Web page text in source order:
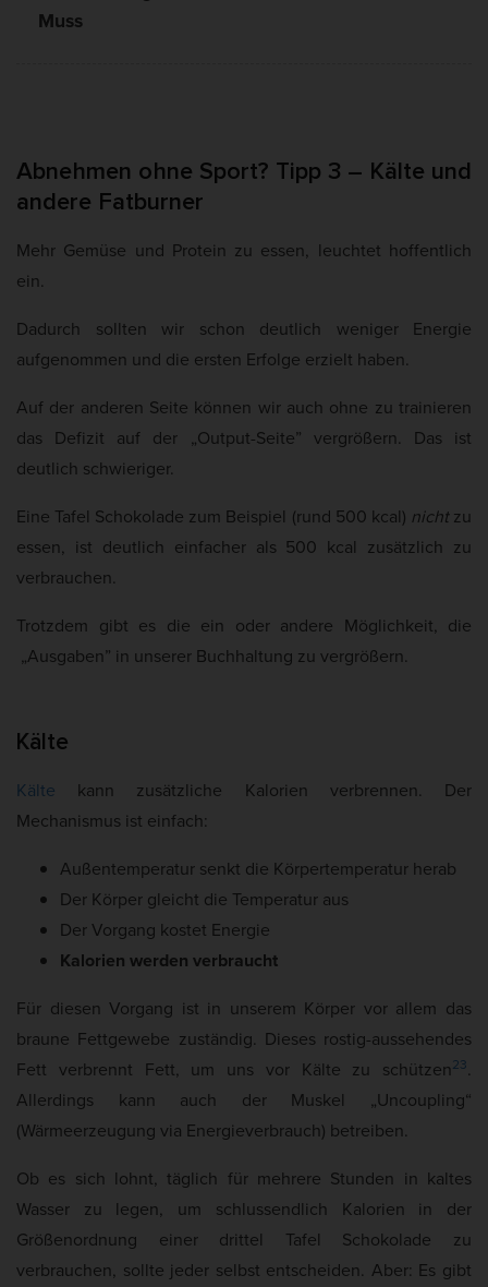
Muss
Abnehmen ohne Sport? Tipp 3 – Kälte und
andere Fatburner
Mehr Gemüse und Protein zu essen, leuchtet hoffentlich
ein.
Dadurch sollten wir schon deutlich weniger Energie
aufgenommen und die ersten Erfolge erzielt haben.
Auf der anderen Seite können wir auch ohne zu trainieren
das Defizit auf der „Output-Seite” vergrößern. Das ist
deutlich schwieriger.
Eine Tafel Schokolade zum Beispiel (rund 500 kcal) nichtzu
essen, ist deutlich einfacher als 500 kcal zusätzlich zu
verbrauchen.
Trotzdem gibt es die ein oder andere Möglichkeit, die
„Ausgaben” in unserer Buchhaltung zu vergrößern.
Kälte
Kälte kann zusätzliche Kalorien verbrennen. Der
Mechanismus ist einfach:
Außentemperatur senkt die Körpertemperatur herab
Der Körper gleicht die Temperatur aus
Der Vorgang kostet Energie
Kalorien werden verbraucht
Für diesen Vorgang ist in unserem Körper vor allem das
braune Fettgewebe zuständig. Dieses rostig-aussehendes
Fett verbrennt Fett, um uns vor Kälte zu schützen23.
Allerdings kann auch der Muskel „Uncoupling“
(Wärmeerzeugung via Energieverbrauch) betreiben.
Ob es sich lohnt, täglich für mehrere Stunden in kaltes
Wasser zu legen, um schlussendlich Kalorien in der
Größenordnung einer drittel Tafel Schokolade zu
verbrauchen, sollte jeder selbst entscheiden. Aber: Es gibt